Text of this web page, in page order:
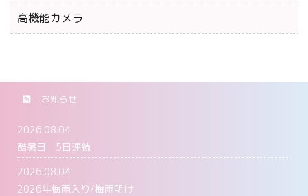
高機能カメラ
お知らせ
2026.08.04
酷暑日 5日連続
2026.08.04
2026年梅雨入り/梅雨明け